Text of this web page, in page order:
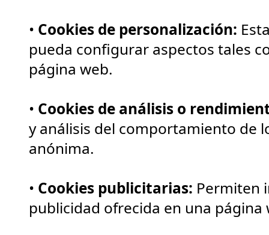
• Cookies de personalización:
pueda configurar aspectos tales
página web.
• Cookies de análisis o
y análisis del comportamiento de
anónima.
• Cookies publicitarias: Permiten
publicidad ofrecida en una página